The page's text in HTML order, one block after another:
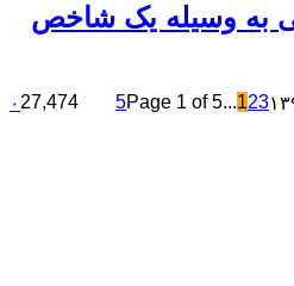
به وسیله یک شاخص
۰ 27,474 123
...
5Page 1 of 5